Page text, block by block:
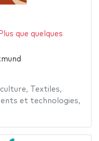
Plus que quelques
, Textiles,
et technologies,